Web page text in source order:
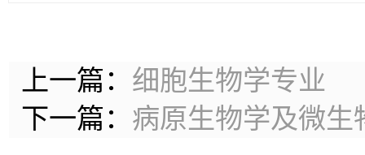
上一篇： 细胞生物学专业
下一篇： 病原生物学及微生